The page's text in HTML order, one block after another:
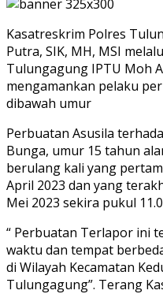
Kasatreskrim Polres
Putra, SIK, MH, MSI
Tulungagung IPTU Moh
mengamankan pelaku
dibawah umur
Perbuatan Asusila
Bunga, umur 15 tahun
berulang kali yang
April 2023 dan yang
Mei 2023 sekira pukul
“ Perbuatan Terlapor ini
waktu dan tempat
di Wilayah Kecamatan
Tulungagung”. Terang